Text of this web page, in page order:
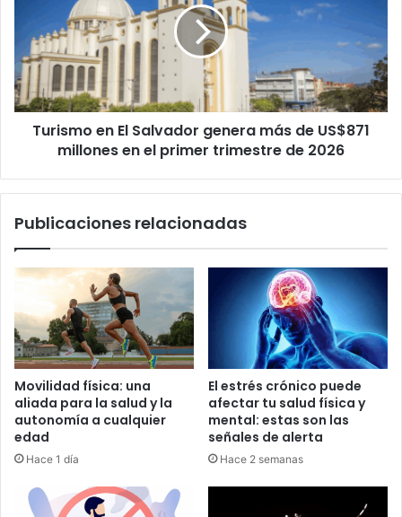
genera
más
de
US$871
millones
2026
Turismo en El Salvador genera más de US$871
millones en el primer trimestre de 2026
Publicaciones relacionadas
Movilidad física: una
aliada para la salud y la
autonomía a cualquier
edad
Hace 1 día
El estrés crónico puede
afectar tu salud física y
mental: estas son las
señales de alerta
Hace 2 semanas